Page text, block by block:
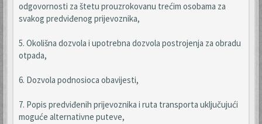
odgovornosti za štetu prouzrokovanu trećim osobama za
svakog predviđenog prijevoznika,
5. Okolišna dozvola i upotrebna dozvola postrojenja za obradu
otpada,
6. Dozvola podnosioca obavijesti,
7. Popis predviđenih prijevoznika i ruta transporta uključujući
moguće alternativne puteve,